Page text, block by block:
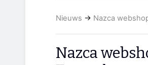
Nieuws → Nazca
Nazca